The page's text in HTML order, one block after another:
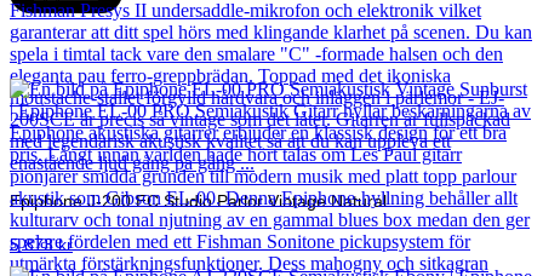
Epiphone J-200 EC Studio Parlor Vintage Natural
5 873kr